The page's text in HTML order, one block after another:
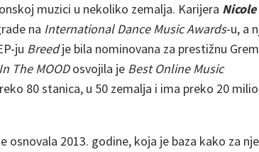
muzici u nekoliko zemalja. Karijera Nicole
na International Dance Music Awards-u, a
ju Breedje bila nominovana za prestižnu
In The MOODosvojila je Best Online Music
80 stanica, u 50 zemalja i ima preko 20
osnovala 2013. godine, koja je baza kako za